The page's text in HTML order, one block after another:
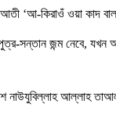
‘আ-কিরাওঁ ওয়া কাদ
সন্তান জন্ম নেবে, যখন
নাউযুবিল্লাহ আল্লাহ